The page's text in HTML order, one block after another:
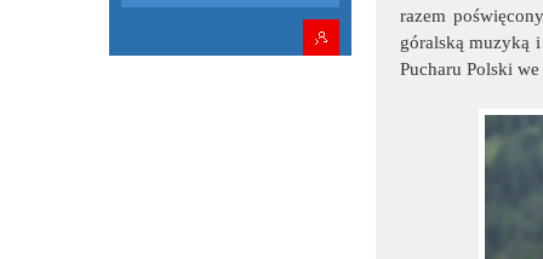
razem
góralską muzyką
Pucharu Polski